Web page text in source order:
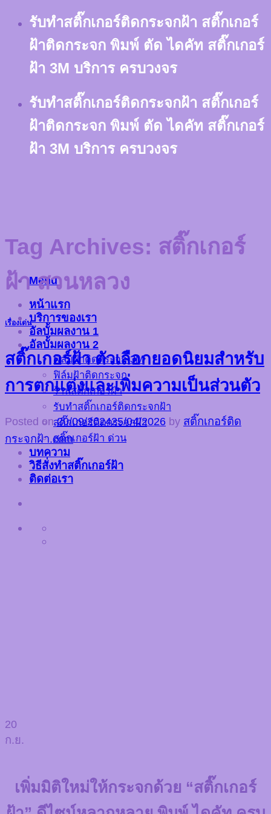
content
รับทำสติ๊กเกอร์ติดกระจกฝ้า สติ๊กเกอร์
ฝ้าติดกระจก พิมพ์ ตัด ไดคัท สติ๊กเกอร์
ฝ้า 3M บริการ ครบวงจร
รับทำสติ๊กเกอร์ติดกระจกฝ้า สติ๊กเกอร์
ฝ้าติดกระจก พิมพ์ ตัด ไดคัท สติ๊กเกอร์
ฝ้า 3M บริการ ครบวงจร
Menu
หน้าแรก
บริการของเรา
อัลบั้มผลงาน 1
อัลบั้มผลงาน 2
ฟิล์มฝ้าติดกระจก 3M
ฟิล์มฝ้าติดกระจก
ร้านสติ๊กเกอร์ฝ้า
รับทำสติ๊กเกอร์ติดกระจกฝ้า
สติ๊กเกอร์ติดกระจกฝ้า
สติ๊กเกอร์ฝ้า ด่วน
บทความ
วิธีสั่งทำสติ๊กเกอร์ฝ้า
ติดต่อเรา
Tag Archives: สติ๊กเกอร์
ฝ้า สวนหลวง
เรื่องเด่น
สติ๊กเกอร์ฝ้า ตัวเลือกยอดนิยมสำหรับ
การตกแต่งและเพิ่มความเป็นส่วนตัว
Posted on20/09/202425/04/2026 by สติ๊กเกอร์ติด
กระจกฝ้า.com
20
ก.ย.
เพิ่มมิติใหม่ให้กระจกด้วย “สติ๊กเกอร์